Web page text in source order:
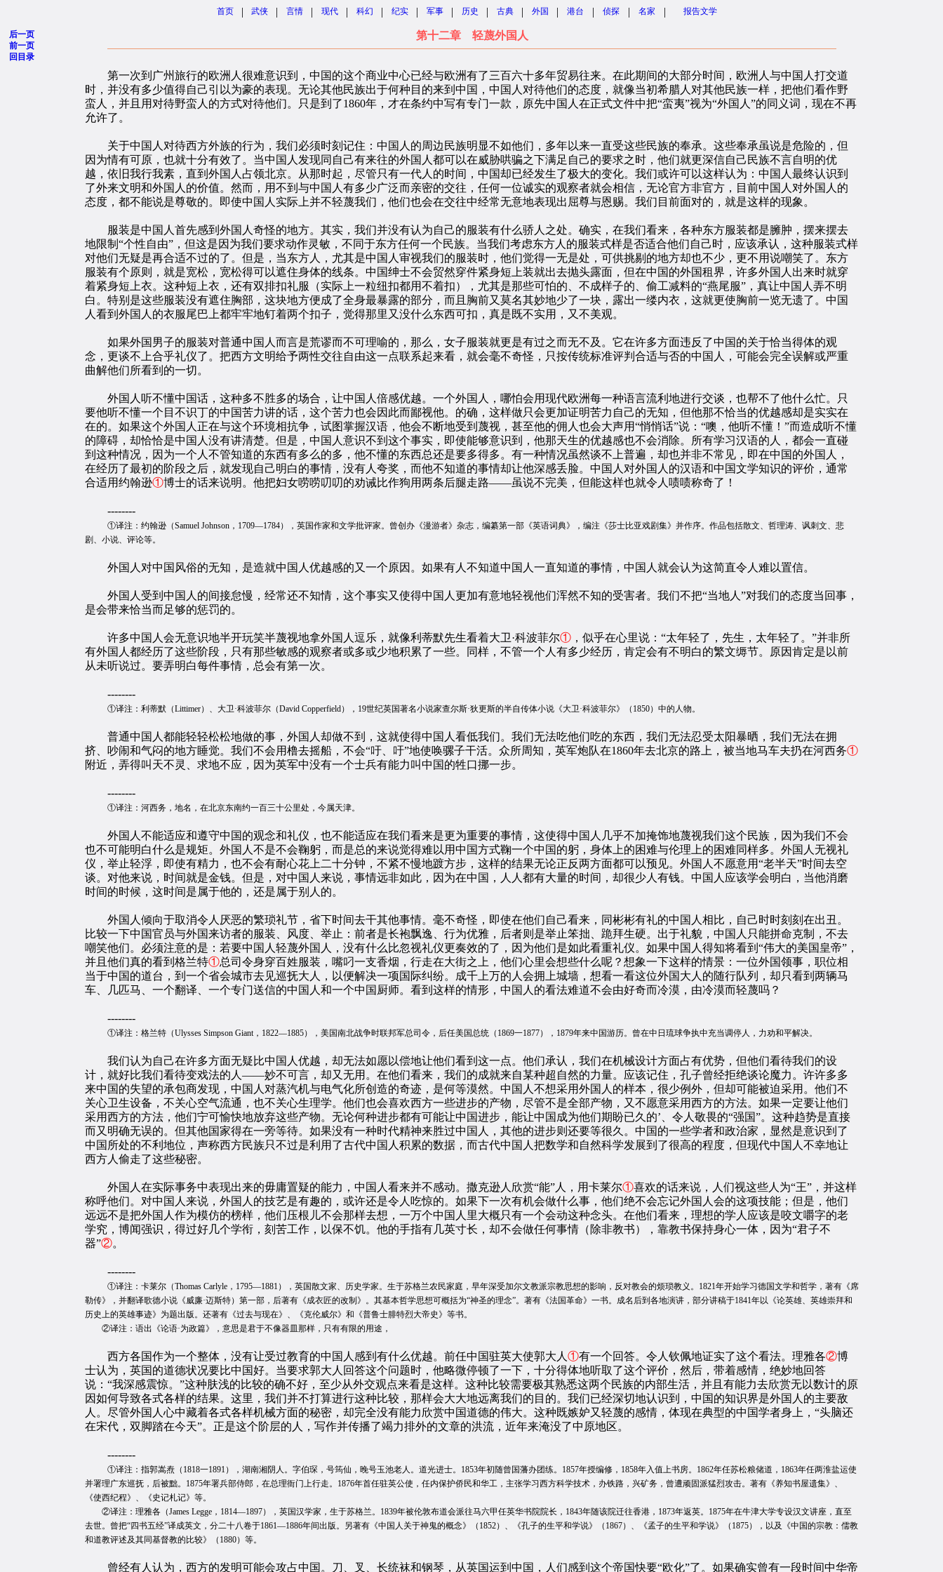
首页 | 武侠 | 言情 | 现代 | 科幻 | 纪实 | 军事 | 历史 | 古典 | 外国 | 港台 | 侦探 | 名家 | 报告文学
后一页
前一页
回目录
第十二章 轻蔑外国人
第一次到广州旅行的欧洲人很难意识到，中国的这个商业中心已经与欧洲有了三百六十多年贸易往来。在此期间的大部分时间，欧洲人与中国人打交道
时，并没有多少值得自己引以为豪的表现。无论其他民族出于何种目的来到中国，中国人对待他们的态度，就像当初希腊人对其他民族一样，把他们看作野
蛮人，并且用对待野蛮人的方式对待他们。只是到了1860年，才在条约中写有专门一款，原先中国人在正式文件中把“蛮夷”视为“外国人”的同义词，现在不再
允许了。
关于中国人对待西方外族的行为，我们必须时刻记住：中国人的周边民族明显不如他们，多年以来一直受这些民族的奉承。这些奉承虽说是危险的，但
因为情有可原，也就十分有效了。当中国人发现同自己有来往的外国人都可以在威胁哄骗之下满足自己的要求之时，他们就更深信自己民族不言自明的优
越，依旧我行我素，直到外国人占领北京。从那时起，尽管只有一代人的时间，中国却已经发生了极大的变化。我们或许可以这样认为：中国人最终认识到
了外来文明和外国人的价值。然而，用不到与中国人有多少广泛而亲密的交往，任何一位诚实的观察者就会相信，无论官方非官方，目前中国人对外国人的
态度，都不能说是尊敬的。即使中国人实际上并不轻蔑我们，他们也会在交往中经常无意地表现出屈尊与恩赐。我们目前面对的，就是这样的现象。
服装是中国人首先感到外国人奇怪的地方。其实，我们并没有认为自己的服装有什么骄人之处。确实，在我们看来，各种东方服装都是臃肿，摆来摆去
地限制“个性自由”，但这是因为我们要求动作灵敏，不同于东方任何一个民族。当我们考虑东方人的服装式样是否适合他们自己时，应该承认，这种服装式样
对他们无疑是再合适不过的了。但是，当东方人，尤其是中国人审视我们的服装时，他们觉得一无是处，可供挑剔的地方却也不少，更不用说嘲笑了。东方
服装有个原则，就是宽松，宽松得可以遮住身体的线条。中国绅士不会贸然穿件紧身短上装就出去抛头露面，但在中国的外国租界，许多外国人出来时就穿
着紧身短上衣。这种短上衣，还有双排扣礼服（实际上一粒纽扣都用不着扣），尤其是那些可怕的、不成样子的、偷工减料的“燕尾服”，真让中国人弄不明
白。特别是这些服装没有遮住胸部，这块地方便成了全身最暴露的部分，而且胸前又莫名其妙地少了一块，露出一缕内衣，这就更使胸前一览无遗了。中国
人看到外国人的衣服尾巴上都牢牢地钉着两个扣子，觉得那里又没什么东西可扣，真是既不实用，又不美观。
如果外国男子的服装对普通中国人而言是荒谬而不可理喻的，那么，女子服装就更是有过之而无不及。它在许多方面违反了中国的关于恰当得体的观
念，更谈不上合乎礼仪了。把西方文明给予两性交往自由这一点联系起来看，就会毫不奇怪，只按传统标准评判合适与否的中国人，可能会完全误解或严重
曲解他们所看到的一切。
外国人听不懂中国话，这种多不胜多的场合，让中国人倍感优越。一个外国人，哪怕会用现代欧洲每一种语言流利地进行交谈，也帮不了他什么忙。只
要他听不懂一个目不识丁的中国苦力讲的话，这个苦力也会因此而鄙视他。的确，这样做只会更加证明苦力自己的无知，但他那不恰当的优越感却是实实在
在的。如果这个外国人正在与这个环境相抗争，试图掌握汉语，他会不断地受到蔑视，甚至他的佣人也会大声用“悄悄话”说：“噢，他听不懂！”而造成听不懂
的障碍，却恰恰是中国人没有讲清楚。但是，中国人意识不到这个事实，即使能够意识到，他那天生的优越感也不会消除。所有学习汉语的人，都会一直碰
到这种情况，因为一个人不管知道的东西有多么的多，他不懂的东西总还是要多得多。有一种情况虽然谈不上普遍，却也并非不常见，即在中国的外国人，
在经历了最初的阶段之后，就发现自己明白的事情，没有人夸奖，而他不知道的事情却让他深感丢脸。中国人对外国人的汉语和中国文学知识的评价，通常
合适用约翰逊①博士的话来说明。他把妇女唠唠叨叨的劝诫比作狗用两条后腿走路——虽说不完美，但能这样也就令人啧啧称奇了！
--------
①译注：约翰逊（Samuel Johnson，1709—1784），英国作家和文学批评家。曾创办《漫游者》杂志，编纂第一部《英语词典》，编注《莎士比亚戏剧集》并作序。作品包括散文、哲理涛、讽刺文、悲
剧、小说、评论等。
外国人对中国风俗的无知，是造就中国人优越感的又一个原因。如果有人不知道中国人一直知道的事情，中国人就会认为这简直令人难以置信。
外国人受到中国人的间接怠慢，经常还不知情，这个事实又使得中国人更加有意地轻视他们浑然不知的受害者。我们不把“当地人”对我们的态度当回事，
是会带来恰当而足够的惩罚的。
许多中国人会无意识地半开玩笑半蔑视地拿外国人逗乐，就像利蒂默先生看着大卫·科波菲尔① ，似乎在心里说：“太年轻了，先生，太年轻了。”并非所
有外国人都经历了这些阶段，只有那些敏感的观察者或多或少地积累了一些。同样，不管一个人有多少经历，肯定会有不明白的繁文缛节。原因肯定是以前
从未听说过。要弄明白每件事情，总会有第一次。
--------
①译注：利蒂默（Littimer）、大卫·科波菲尔（David Copperfield），19世纪英国著名小说家查尔斯·狄更斯的半自传体小说《大卫·科波菲尔》（1850）中的人物。
普通中国人都能轻轻松松地做的事，外国人却做不到，这就使得中国人看低我们。我们无法吃他们吃的东西，我们无法忍受太阳暴晒，我们无法在拥
挤、吵闹和气闷的地方睡觉。我们不会用橹去摇船，不会“吁、吁”地使唤骡子干活。众所周知，英军炮队在1860年去北京的路上，被当地马车夫扔在河西务①
附近，弄得叫天不灵、求地不应，因为英军中没有一个士兵有能力叫中国的牲口挪一步。
--------
①译注：河西务，地名，在北京东南约一百三十公里处，今属天津。
外国人不能适应和遵守中国的观念和礼仪，也不能适应在我们看来是更为重要的事情，这使得中国人几乎不加掩饰地蔑视我们这个民族，因为我们不会
也不可能明白什么是规矩。外国人不是不会鞠躬，而是总的来说觉得难以用中国方式鞠一个中国的躬，身体上的困难与伦理上的困难同样多。外国人无视礼
仪，举止轻浮，即使有精力，也不会有耐心花上二十分钟，不紧不慢地踱方步，这样的结果无论正反两方面都可以预见。外国人不愿意用“老半天”时间去空
谈。对他来说，时间就是金钱。但是，对中国人来说，事情远非如此，因为在中国，人人都有大量的时间，却很少人有钱。中国人应该学会明白，当他消磨
时间的时候，这时间是属于他的，还是属于别人的。
外国人倾向于取消令人厌恶的繁琐礼节，省下时间去干其他事情。毫不奇怪，即使在他们自己看来，同彬彬有礼的中国人相比，自己时时刻刻在出丑。
比较一下中国官员与外国来访者的服装、风度、举止：前者是长袍飘逸、行为优雅，后者则是举止笨拙、跪拜生硬。出于礼貌，中国人只能拼命克制，不去
嘲笑他们。必须注意的是：若要中国人轻蔑外国人，没有什么比忽视礼仪更奏效的了，因为他们是如此看重礼仪。如果中国人得知将看到“伟大的美国皇帝”，
并且他们真的看到格兰特①总司令身穿百姓服装，嘴叼一支香烟，行走在大街之上，他们心里会想些什么呢？想象一下这样的情景：一位外国领事，职位相
当于中国的道台，到一个省会城市去见巡抚大人，以便解决一项国际纠纷。成千上万的人会拥上城墙，想看一看这位外国大人的随行队列，却只看到两辆马
车、几匹马、一个翻译、一个专门送信的中国人和一个中国厨师。看到这样的情形，中国人的看法难道不会由好奇而冷漠，由冷漠而轻蔑吗？
--------
①译注：格兰特（Ulysses Simpson Giant，1822—1885），美国南北战争时联邦军总司令，后任美国总统（1869一1877），1879年来中国游历。曾在中日琉球争执中充当调停人，力劝和平解决。
我们认为自己在许多方面无疑比中国人优越，却无法如愿以偿地让他们看到这一点。他们承认，我们在机械设计方面占有优势，但他们看待我们的设
计，就好比我们看待变戏法的人——妙不可言，却又无用。在他们看来，我们的成就来自某种超自然的力量。应该记住，孔子曾经拒绝谈论魔力。许许多多
来中国的失望的承包商发现，中国人对蒸汽机与电气化所创造的奇迹，是何等漠然。中国人不想采用外国人的样本，很少例外，但却可能被迫采用。他们不
关心卫生设备，不关心空气流通，也不关心生理学。他们也会喜欢西方一些进步的产物，尽管不是全部产物，又不愿意采用西方的方法。如果一定要让他们
采用西方的方法，他们宁可愉快地放弃这些产物。无论何种进步都有可能让中国进步，能让中国成为他们期盼已久的’、令人敬畏的“强国”。这种趋势是直接
而又明确无误的。但其他国家得在一旁等待。如果没有一种时代精神来胜过中国人，其他的进步则还要等很久。中国的一些学者和政治家，显然是意识到了
中国所处的不利地位，声称西方民族只不过是利用了古代中国人积累的数据，而古代中国人把数学和自然科学发展到了很高的程度，但现代中国人不幸地让
西方人偷走了这些秘密。
外国人在实际事务中表现出来的毋庸置疑的能力，中国人看来并不感动。撒克逊人欣赏“能”人，用卡莱尔①喜欢的话来说，人们视这些人为“王”，并这样
称呼他们。对中国人来说，外国人的技艺是有趣的，或许还是令人吃惊的。如果下一次有机会做什么事，他们绝不会忘记外国人会的这项技能；但是，他们
远远不是把外国人作为模仿的榜样，他们压根儿不会那样去想，一万个中国人里大概只有一个会动这种念头。在他们看来，理想的学人应该是咬文嚼字的老
学究，博闻强识，得过好几个学衔，刻苦工作，以保不饥。他的手指有几英寸长，却不会做任何事情（除非教书），靠教书保持身心一体，因为“君子不
器”②。
--------
①译注：卡莱尔（Thomas Carlyle，1795—1881），英国散文家、历史学家。生于苏格兰农民家庭，早年深受加尔文教派宗教思想的影响，反对教会的烦琐教义。1821年开始学习德国文学和哲学，著有《席
勒传》，并翻译歌德小说《威廉·迈斯特）第一部，后著有《成衣匠的改制》。其基本哲学思想可概括为“神圣的理念”。著有《法国革命》一书。成名后到各地演讲，部分讲稿于1841年以《论英雄、英雄崇拜和
历史上的英雄事迹》为题出版。还著有《过去与现在》、《克伦威尔》和《普鲁士腓特烈大帝史》等书。
②译注：语出《论语·为政篇》，意思是君于不像器皿那样，只有有限的用途，
西方各国作为一个整体，没有让受过教育的中国人感到有什么优越。前任中国驻英大使郭大人 ①有一个回答。令人钦佩地证实了这个看法。理雅各②博
士认为，英国的道德状况要比中国好。当要求郭大人回答这个问题时，他略微停顿了一下，十分得体地听取了这个评价，然后，带着感情，绝妙地回答
说：“我深感震惊。”这种肤浅的比较的确不好，至少从外交观点来看是这样。这种比较需要极其熟悉这两个民族的内部生活，并且有能力去欣赏无以数计的原
因如何导致各式各样的结果。这里，我们并不打算进行这种比较，那样会大大地远离我们的目的。我们已经深切地认识到，中国的知识界是外国人的主要敌
人。尽管外国人心中藏着各式各样机械方面的秘密，却完全没有能力欣赏中国道德的伟大。这种既嫉妒又轻蔑的感情，体现在典型的中国学者身上，“头脑还
在宋代，双脚踏在今天”。正是这个阶层的人，写作并传播了竭力排外的文章的洪流，近年来淹没了中原地区。
--------
①译注：指郭嵩焘（1818一1891），湖南湘阴人。字伯琛，号筠仙，晚号玉池老人。道光进士。1853年初随曾国藩办团练。1857年授编修，1858年入值上书房。1862年任苏松粮储道，1863年任两淮盐运使
并署理广东巡抚，后被黜。1875年署兵部侍郎，在总理衙门上行走。1876年首任驻英公使，任内保护侨民和华工，主张学习西方科学技术，办铁路，兴矿务，曾遭顽固派猛烈攻击。著有《养知书屋遗集》、
《使西纪程》、《史记札记》等。
②译注：理雅各（James Legge，1814—1897），英国汉学家，生于苏格兰。1839年被伦敦布道会派往马六甲任英华书院院长，1843年随该院迁往香港，1873年返英。1875年在牛津大学专设汉文讲座，直至
去世。曾把“四书五经”译成英文，分二十八卷于1861—1886年间出版。另著有《中国人关于神鬼的概念》（1852）、《孔子的生平和学说》（1867）、《孟子的生平和学说》（1875），以及《中国的宗教：儒教
和道教评述及其同基督教的比较》（1880）等。
曾经有人认为，西方的发明可能会攻占中国。刀、叉、长统袜和钢琴，从英国运到中国，人们感到这个帝国快要“欧化”了。如果确实曾有一段时间中华帝